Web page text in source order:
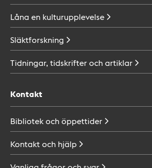
Låna en kulturupplevelse
Släktforskning
Tidningar, tidskrifter ochartiklar
Kontakt
Bibliotek ochöppettider
Kontakt och hjälp